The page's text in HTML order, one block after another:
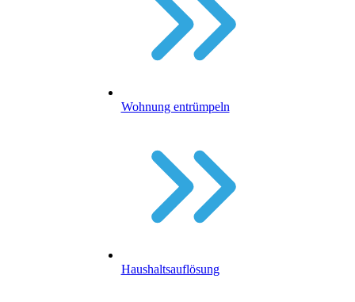
Wohnung entrümpeln
Haushaltsauflösung